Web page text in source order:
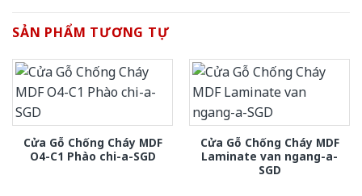
SẢN PHẨM TƯƠNG TỰ
Cửa Gỗ Chống Cháy MDF
O4-C1 Phào chi-a-SGD
Cửa Gỗ Chống Cháy MDF
Laminate van ngang-a-
SGD